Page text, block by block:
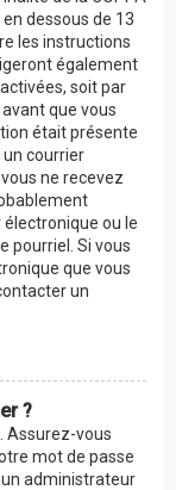
dessous de 13
les instructions
également
soit par
que vous
était présente
un courrier
ne recevez
ou le
pourriel. Si vous
que vous
un
?
Assurez-vous
mot de passe
administrateur